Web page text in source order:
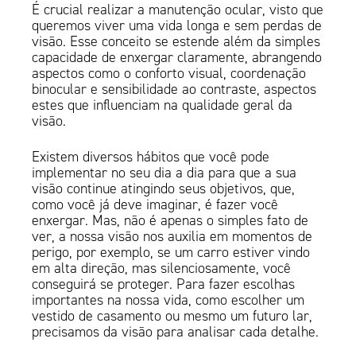
É crucial realizar a manutenção ocular, visto que
queremos viver uma vida longa e sem perdas de
visão. Esse conceito se estende além da simples
capacidade de enxergar claramente, abrangendo
aspectos como o conforto visual, coordenação
binocular e sensibilidade ao contraste, aspectos
estes que influenciam na qualidade geral da
visão.
Existem diversos hábitos que você pode
implementar no seu dia a dia para que a sua
visão continue atingindo seus objetivos, que,
como você já deve imaginar, é fazer você
enxergar. Mas, não é apenas o simples fato de
ver, a nossa visão nos auxilia em momentos de
perigo, por exemplo, se um carro estiver vindo
em alta direção, mas silenciosamente, você
conseguirá se proteger. Para fazer escolhas
importantes na nossa vida, como escolher um
vestido de casamento ou mesmo um futuro lar,
precisamos da visão para analisar cada detalhe.